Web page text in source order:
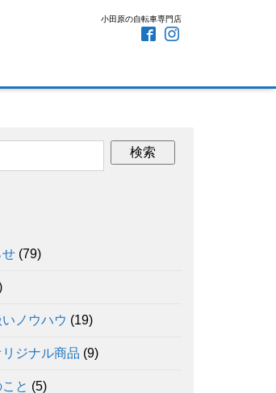
小田原の自転車専門店
せ (79)
ノウハウ (19)
ジナル商品 (9)
と (5)